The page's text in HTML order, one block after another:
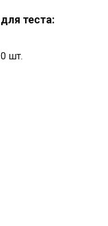
теста:
шт.